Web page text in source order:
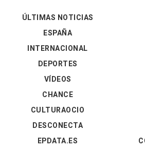
ÚLTIMAS NOTICIAS
ESPAÑA
INTERNACIONAL
DEPORTES
VÍDEOS
CHANCE
CULTURAOCIO
DESCONECTA
EPDATA.ES